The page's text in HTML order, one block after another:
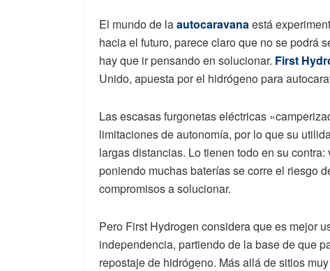
El mundo de laautocaravanaestá
hacia el futuro, parece claro que no se podrá
hay que ir pensando en solucionar. First
Unido, apuesta por el hidrógeno para
Las escasas furgonetas eléctricas
limitaciones de autonomía, por lo que su
largas distancias. Lo tienen todo en su
poniendo muchas baterías se corre el riesgo
compromisos a solucionar.
Pero First Hydrogen considera que es mejor
independencia, partiendo de la base de que
repostaje de hidrógeno. Más allá de sitios